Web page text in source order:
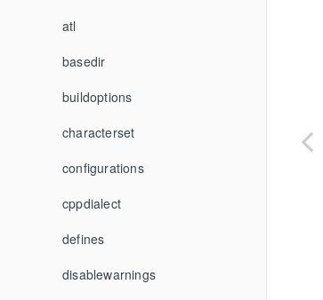
配置和平台
过滤器
构建设置
命令行参数
使用模块
预编译头
更多创作主题
开发模块
添加新action
atl
basedir
buildoptions
characterset
configurations
cppdialect
defines
disablewarnings